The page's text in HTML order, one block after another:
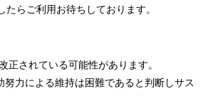
たらご利用お待ちしております。
正されている可能性があります。
力による維持は困難であると判断しサス